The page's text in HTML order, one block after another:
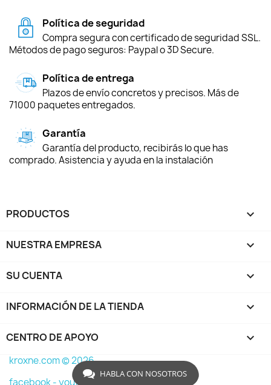
Política de seguridad
Compra segura con certificado de seguridad SSL.
Métodos de pago seguros: Paypal o 3D Secure.
Política de entrega
Plazos de envío concretos y precisos. Más de
71000 paquetes entregados.
Garantía
Garantía del producto, recibirás lo que has
comprado. Asistencia y ayuda en la instalación
PRODUCTOS 
NUESTRA EMPRESA 
SU CUENTA 
INFORMACIÓN DE LA TIENDA keyboard_arrow_down
CENTRO DE APOYO 
kroxne.com © 2026
HABLA CON NOSOTROS